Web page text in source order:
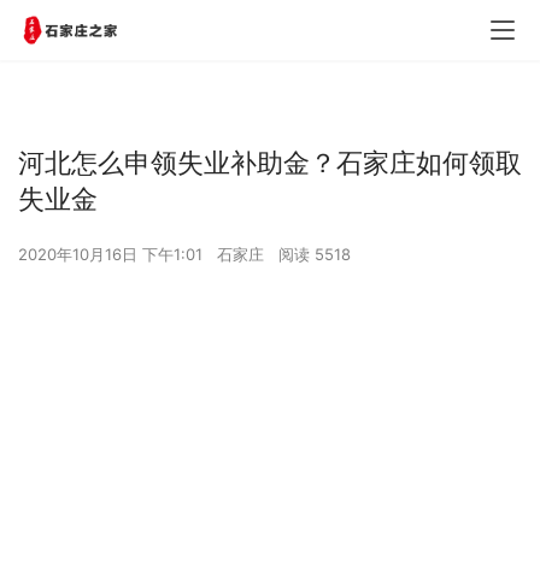
河北怎么申领失业补助金？石家庄如何领取
失业金
2020年10月16日 下午1:01 石家庄 阅读 5518